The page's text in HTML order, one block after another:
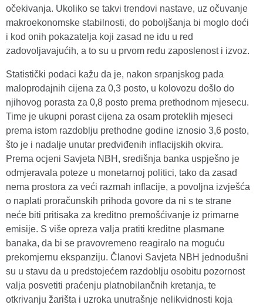
očekivanja. Ukoliko se takvi trendovi nastave, uz očuvanje
makroekonomske stabilnosti, do poboljšanja bi moglo doći
i kod onih pokazatelja koji zasad ne idu u red
zadovoljavajućih, a to su u prvom redu zaposlenost i izvoz.
Statistički podaci kažu da je, nakon srpanjskog pada
maloprodajnih cijena za 0,3 posto, u kolovozu došlo do
njihovog porasta za 0,8 posto prema prethodnom mjesecu.
Time je ukupni porast cijena za osam proteklih mjeseci
prema istom razdoblju prethodne godine iznosio 3,6 posto,
što je i nadalje unutar predviđenih inflacijskih okvira.
Prema ocjeni Savjeta NBH, središnja banka uspješno je
odmjeravala poteze u monetarnoj politici, tako da zasad
nema prostora za veći razmah inflacije, a povoljna izvješća
o naplati proračunskih prihoda govore da ni s te strane
neće biti pritisaka za kreditno premošćivanje iz primarne
emisije. S više opreza valja pratiti kreditne plasmane
banaka, da bi se pravovremeno reagiralo na moguću
prekomjernu ekspanziju. Članovi Savjeta NBH jednodušni
su u stavu da u predstojećem razdoblju osobitu pozornost
valja posvetiti praćenju platnobilančnih kretanja, te
otkrivanju žarišta i uzroka unutrašnje nelikvidnosti koja